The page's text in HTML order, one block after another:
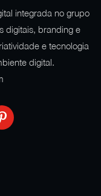
integrada no grupo
digitais, branding e
e tecnologia
digital.